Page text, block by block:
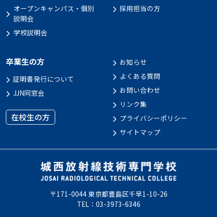
オープンキャンパス・個別
説明会
学校説明会
採用担当の方
卒業生の方
証明書発行について
JJN同窓会
在校生の方
お知らせ
よくある質問
お問い合わせ
リンク集
プライバシーポリシー
サイトマップ
〒171-0044 東京都豊島区千早1-10-26
TEL：03-3973-6346